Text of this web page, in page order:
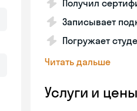
Получил
Записывает
Погружает
Читать дальше
Услуги и цены